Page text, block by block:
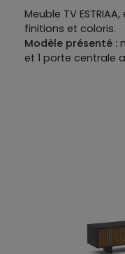
Meuble TV
finitions et coloris.
Modèle présenté :
et 1 porte centrale